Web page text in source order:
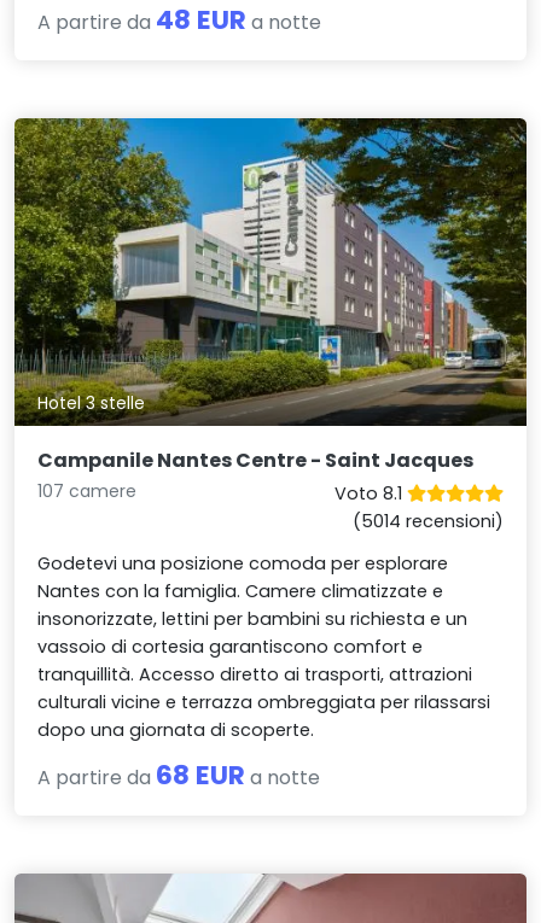
A partire da 48 EUR a notte
Hotel 3 stelle
Campanile Nantes Centre - Saint Jacques
107 camere
Voto 8.1
(5014 recensioni)
Godetevi una posizione comoda per esplorare
Nantes con la famiglia. Camere climatizzate e
insonorizzate, lettini per bambini su richiesta e un
vassoio di cortesia garantiscono comfort e
tranquillità. Accesso diretto ai trasporti, attrazioni
culturali vicine e terrazza ombreggiata per rilassarsi
dopo una giornata di scoperte.
A partire da 68 EUR a notte